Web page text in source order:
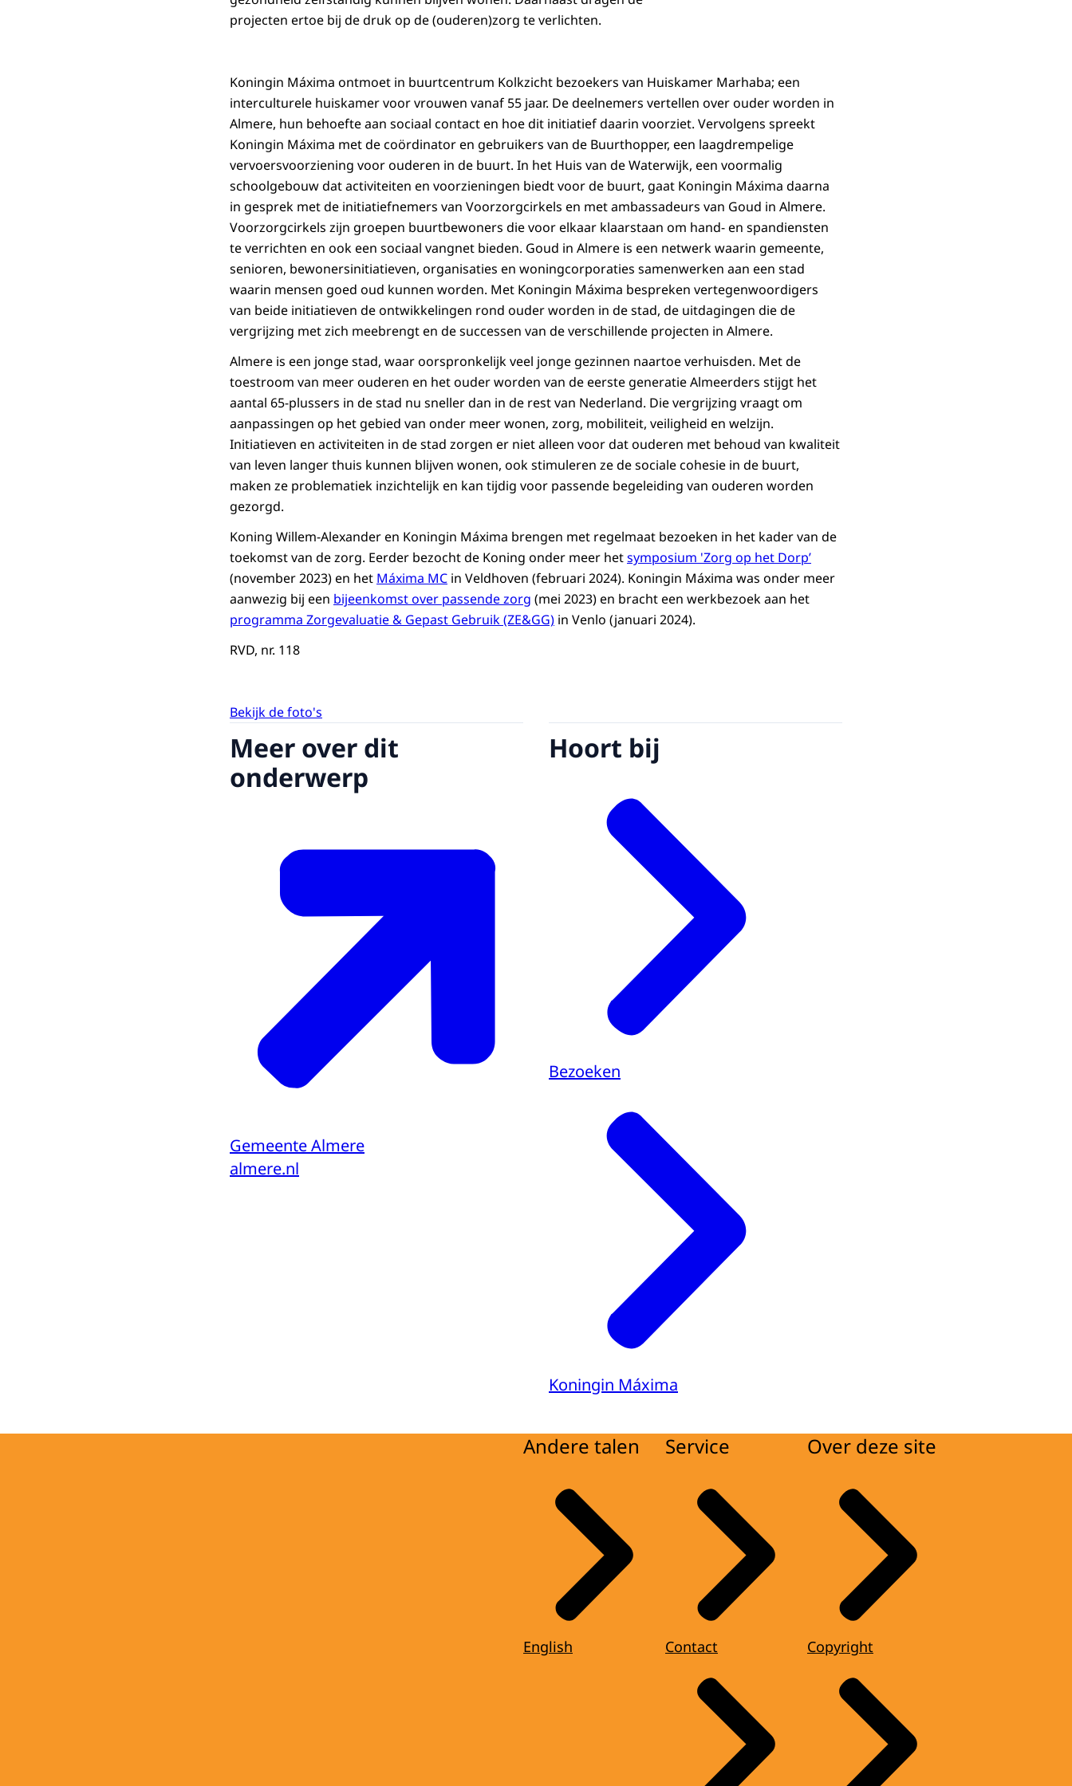
projecten ertoe bij de druk op de (ouderen)zorg te verlichten.
Koningin Máxima ontmoet in buurtcentrum Kolkzicht bezoekers van Huiskamer Marhaba; een
interculturele huiskamer voor vrouwen vanaf 55 jaar. De deelnemers vertellen over ouder worden in
Almere, hun behoefte aan sociaal contact en hoe dit initiatief daarin voorziet. Vervolgens spreekt
Koningin Máxima met de coördinator en gebruikers van de Buurthopper, een laagdrempelige
vervoersvoorziening voor ouderen in de buurt. In het Huis van de Waterwijk, een voormalig
schoolgebouw dat activiteiten en voorzieningen biedt voor de buurt, gaat Koningin Máxima daarna
in gesprek met de initiatiefnemers van Voorzorgcirkels en met ambassadeurs van Goud in Almere.
Voorzorgcirkels zijn groepen buurtbewoners die voor elkaar klaarstaan om hand- en spandiensten
te verrichten en ook een sociaal vangnet bieden. Goud in Almere is een netwerk waarin gemeente,
senioren, bewonersinitiatieven, organisaties en woningcorporaties samenwerken aan een stad
waarin mensen goed oud kunnen worden. Met Koningin Máxima bespreken vertegenwoordigers
van beide initiatieven de ontwikkelingen rond ouder worden in de stad, de uitdagingen die de
vergrijzing met zich meebrengt en de successen van de verschillende projecten in Almere.
Almere is een jonge stad, waar oorspronkelijk veel jonge gezinnen naartoe verhuisden. Met de
toestroom van meer ouderen en het ouder worden van de eerste generatie Almeerders stijgt het
aantal 65-plussers in de stad nu sneller dan in de rest van Nederland. Die vergrijzing vraagt om
aanpassingen op het gebied van onder meer wonen, zorg, mobiliteit, veiligheid en welzijn.
Initiatieven en activiteiten in de stad zorgen er niet alleen voor dat ouderen met behoud van kwaliteit
van leven langer thuis kunnen blijven wonen, ook stimuleren ze de sociale cohesie in de buurt,
maken ze problematiek inzichtelijk en kan tijdig voor passende begeleiding van ouderen worden
gezorgd.
Koning Willem-Alexander en Koningin Máxima brengen met regelmaat bezoeken in het kader van de
toekomst van de zorg. Eerder bezocht de Koning onder meer hetsymposium 'Zorg op het Dorp’
(november 2023) en het Máxima MC in Veldhoven (februari 2024). Koningin Máxima was onder meer
aanwezig bij een bijeenkomst over passende zorg (mei 2023) en bracht een werkbezoek aan het
programma Zorgevaluatie & Gepast Gebruik (ZE&GG) in Venlo (januari 2024).
RVD, nr. 118
Bekijk de foto's
Meer over dit
onderwerp
Gemeente Almere
almere.nl
Hoort bij
Bezoeken
Koningin Máxima
Andere talen
English
Service
Contact
Over deze site
Copyright